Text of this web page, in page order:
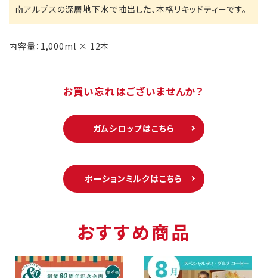
南アルプスの深層地下水で抽出した、本格リキッドティーです。
内容量：1,000ml × 12本
お買い忘れはございませんか？
ガムシロップはこちら
ポーションミルクはこちら
おすすめ商品